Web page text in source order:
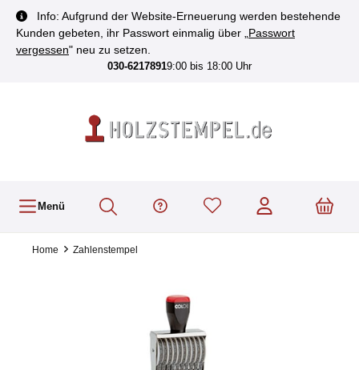
springen
Info: Aufgrund der Website-Erneuerung werden bestehende
Kunden gebeten, ihr Passwort einmalig über „ Passwort
vergessen" neu zu setzen.
030-62178919:00 bis 18:00 Uhr
Menü
Home Zahlenstempel